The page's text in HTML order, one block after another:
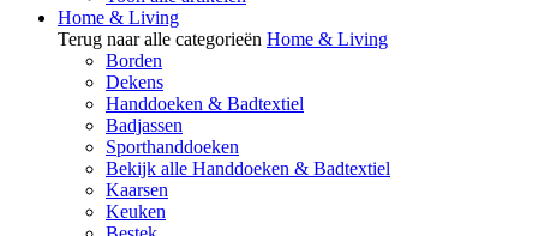
Home & Living
Terug naar alle categorieën Home & Living
Borden
Dekens
Handdoeken & Badtextiel
Badjassen
Sporthanddoeken
Bekijk alle Handdoeken & Badtextiel
Kaarsen
Keuken